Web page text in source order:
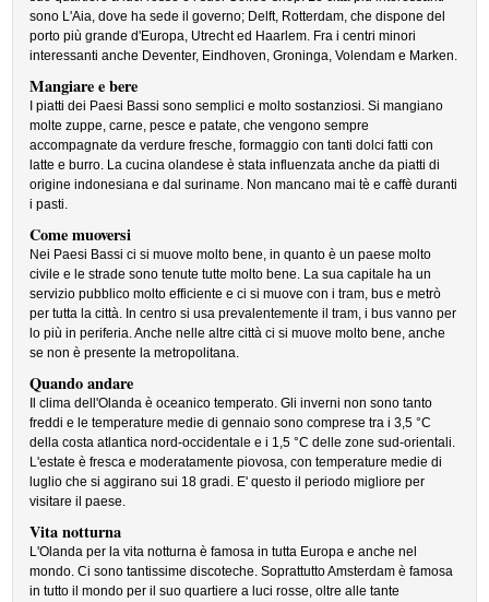
sono L'Aia, dove ha sede il governo; Delft, Rotterdam, che dispone del
porto più grande d'Europa, Utrecht ed Haarlem. Fra i centri minori
interessanti anche Deventer, Eindhoven, Groninga, Volendam e Marken.
Mangiare e bere
I piatti dei Paesi Bassi sono semplici e molto sostanziosi. Si mangiano
molte zuppe, carne, pesce e patate, che vengono sempre
accompagnate da verdure fresche, formaggio con tanti dolci fatti con
latte e burro. La cucina olandese è stata influenzata anche da piatti di
origine indonesiana e dal suriname. Non mancano mai tè e caffè duranti
i pasti.
Come muoversi
Nei Paesi Bassi ci si muove molto bene, in quanto è un paese molto
civile e le strade sono tenute tutte molto bene. La sua capitale ha un
servizio pubblico molto efficiente e ci si muove con i tram, bus e metrò
per tutta la città. In centro si usa prevalentemente il tram, i bus vanno per
lo più in periferia. Anche nelle altre città ci si muove molto bene, anche
se non è presente la metropolitana.
Quando andare
Il clima dell'Olanda è oceanico temperato. Gli inverni non sono tanto
freddi e le temperature medie di gennaio sono comprese tra i 3,5 °C
della costa atlantica nord-occidentale e i 1,5 °C delle zone sud-orientali.
L'estate è fresca e moderatamente piovosa, con temperature medie di
luglio che si aggirano sui 18 gradi. E' questo il periodo migliore per
visitare il paese.
Vita notturna
L'Olanda per la vita notturna è famosa in tutta Europa e anche nel
mondo. Ci sono tantissime discoteche. Soprattutto Amsterdam è famosa
in tutto il mondo per il suo quartiere a luci rosse, oltre alle tante